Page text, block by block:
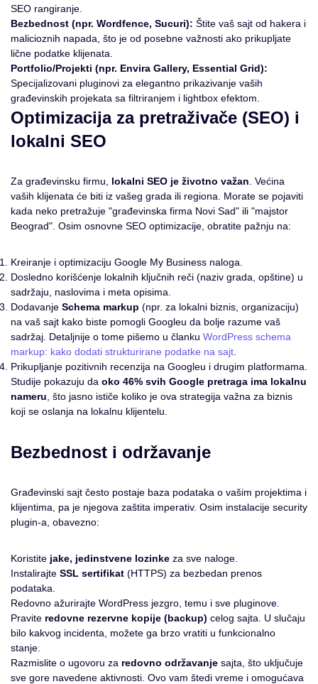
SEO rangiranje.
Bezbednost (npr. Wordfence, Sucuri): Štite vaš sajt od hakera i
malicioznih napada, što je od posebne važnosti ako prikupljate
lične podatke klijenata.
Portfolio/Projekti (npr. Envira Gallery, Essential Grid):
Specijalizovani pluginovi za elegantno prikazivanje vaših
građevinskih projekata sa filtriranjem i lightbox efektom.
Optimizacija za pretraživače (SEO) i
lokalni SEO
Za građevinsku firmu, lokalni SEO je životno važan . Većina
vaših klijenata će biti iz vašeg grada ili regiona. Morate se pojaviti
kada neko pretražuje "građevinska firma Novi Sad" ili "majstor
Beograd". Osim osnovne SEO optimizacije, obratite pažnju na:
Kreiranje i optimizaciju Google My Business naloga.
Dosledno korišćenje lokalnih ključnih reči (naziv grada, opštine) u
sadržaju, naslovima i meta opisima.
Dodavanje Schema markup (npr. za lokalni biznis, organizaciju)
na vaš sajt kako biste pomogli Googleu da bolje razume vaš
sadržaj. Detaljnije o tome pišemo u članku WordPress schema
markup: kako dodati strukturirane podatke na sajt
Prikupljanje pozitivnih recenzija na Googleu i drugim platformama.
Studije pokazuju da oko 46% svih Google pretraga ima lokalnu
nameru , što jasno ističe koliko je ova strategija važna za biznis
koji se oslanja na lokalnu klijentelu.
Bezbednost i održavanje
Građevinski sajt često postaje baza podataka o vašim projektima i
klijentima, pa je njegova zaštita imperativ. Osim instalacije security
plugin-a, obavezno:
Koristite jake, jedinstvene lozinke za sve naloge.
Instalirajte SSL sertifikat (HTTPS) za bezbedan prenos
podataka.
Redovno ažurirajte WordPress jezgro, temu i sve pluginove.
Pravite redovne rezervne kopije (backup) celog sajta. U slučaju
bilo kakvog incidenta, možete ga brzo vratiti u funkcionalno
stanje.
Razmislite o ugovoru za redovno održavanje sajta, što uključuje
sve gore navedene aktivnosti. Ovo vam štedi vreme i omogućava